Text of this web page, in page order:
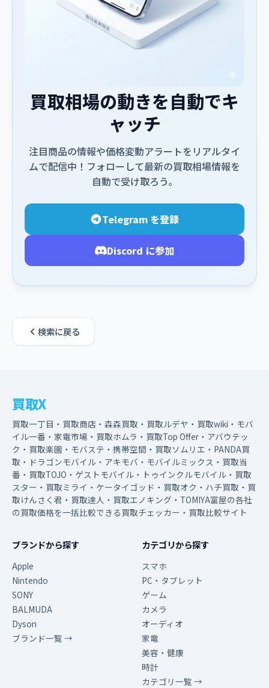
買取相場の動きを自動でキ
ャッチ
注目商品の情報や価格変動アラートをリアルタイ
ムで配信中！フォローして最新の買取相場情報を
自動で受け取ろう。
Telegram を登録
Discord に参加
検索に戻る
買取X
買取一丁目・買取商店・森森買取・買取ルデヤ・買取wiki・モバ
イル一番・家電市場・買取ホムラ・買取Top Offer・アバウテッ
ク・買取楽園・モバステ・携帯空間・買取ソムリエ・PANDA買
取・ドラゴンモバイル・アキモバ・モバイルミックス・買取当
番・買取TOJO・ゲストモバイル・トゥインクルモバイル・買取
スター・買取ミライ・ケータイゴッド・買取オク・ハチ買取・買
取けんさく君・買取達人・買取エノキング・TOMIYA富屋の各社
の買取価格を一括比較できる買取チェッカー・買取比較サイト
ブランドから探す
Apple
Nintendo
SONY
BALMUDA
Dyson
ブランド一覧 →
カテゴリから探す
スマホ
PC・タブレット
ゲーム
カメラ
オーディオ
家電
美容・健康
時計
カテゴリ一覧 →